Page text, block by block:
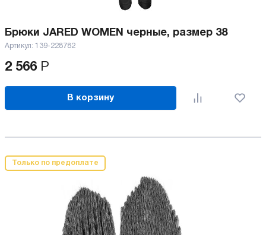
Брюки JARED WOMEN черные, размер 38
Артикул: 139-228782
2 566 Р
В корзину
Только по предоплате